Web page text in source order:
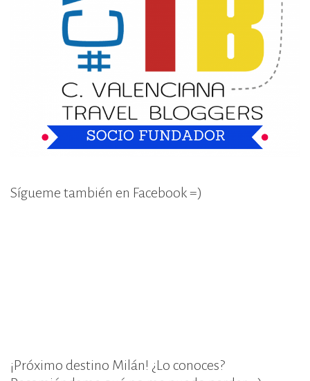
Sígueme también en Facebook =)
¡Próximo destino Milán! ¿Lo conoces?